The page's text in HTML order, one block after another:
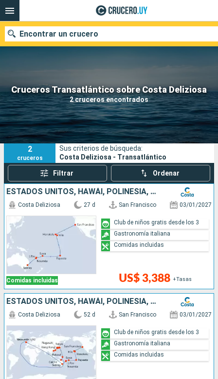
Cruceros Transatlántico sobre Costa Deliziosa
2 cruceros encontrados
Encontrar un crucero
Nuestros destinos
Fecha de salida
Puertos Compañías
Buscar
2
cruceros
Sus criterios de búsqueda:
Costa Deliziosa - Transatlántico
Filtrar Ordenar
ESTADOS UNITOS, HAWÁI, POLINESIA, FIJI, AUSTRALIA
Comidas incluidas
Costa Deliziosa 27 d San Francisco 03/01/2027
US$ 3,388 +Tasas
Club de niños gratis desde los 3
Gastronomía italiana
Comidas incluidas
ESTADOS UNITOS, HAWÁI, POLINESIA, FIJI, AUSTRALIA, JAPÓN, COREA DEL SUR, TAIWÁN, CHINA
Costa Deliziosa 52 d San Francisco 03/01/2027
Club de niños gratis desde los 3
Gastronomía italiana
Comidas incluidas